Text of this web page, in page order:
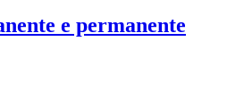
e permanente